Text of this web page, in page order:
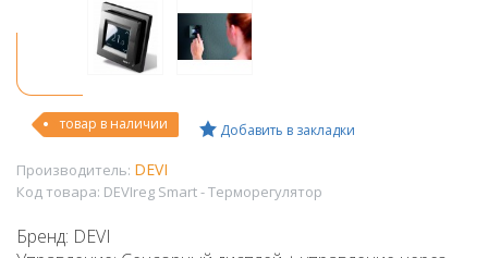
товар в наличии Добавить в закладки
Производитель: DEVI
Код товара: DEVIreg Smart - Терморегулятор
Бренд: DEVI